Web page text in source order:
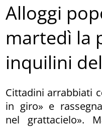
Alloggi
martedì la
inquilini
Cittadini arrabbiati
in giro» e
nel grattacielo».